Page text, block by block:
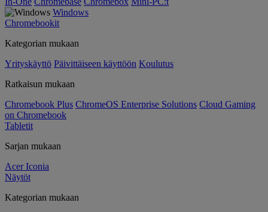
Windows
Chromebookit
Kategorian mukaan
Yrityskäyttö Päivittäiseen käyttöön Koulutus
Ratkaisun mukaan
Chromebook Plus ChromeOS Enterprise Solutions Cloud Gaming
on Chromebook
Tabletit
Sarjan mukaan
Acer Iconia
Näytöt
Kategorian mukaan